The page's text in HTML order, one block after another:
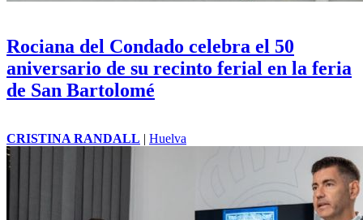
Rociana del Condado celebra el 50
aniversario de su recinto ferial en la feria
de San Bartolomé
CRISTINA RANDALL Huelva